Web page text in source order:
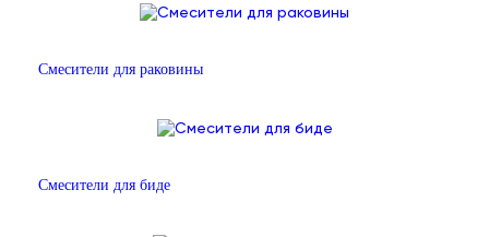
Смесители для раковины
Смесители для биде